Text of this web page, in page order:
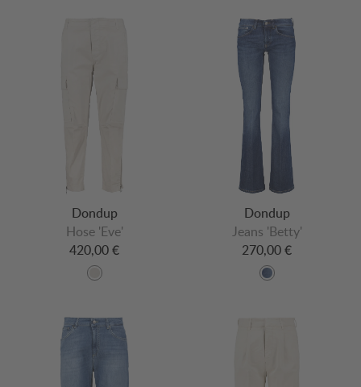
Dondup
Hose 'Eve'
420,00 €
Dondup
Jeans 'Betty'
270,00 €